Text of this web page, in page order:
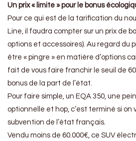
Un prix « limite » pour le bonus
Pour ce qui est de la tarification du
Line, il faudra compter sur un prix de
options et accessoires). Au regard du
être « pingre » en matière d’options
fait de vous faire franchir le seuil de
bonus de la part de l’état.
Pour faire simple, un EQA 350, une
optionnelle et hop, c’est terminé si on
subvention de l’état français.
Vendu moins de 60.000€, ce SUV